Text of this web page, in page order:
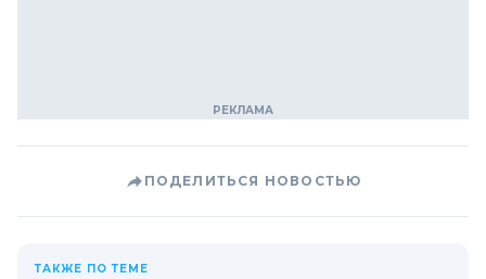
ПОДЕЛИТЬСЯ НОВОСТЬЮ
ТАКЖЕ ПО ТЕМЕ